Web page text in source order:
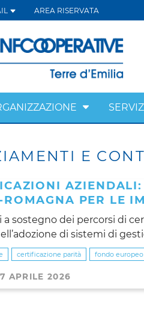
AREA RISERVATA
E
PER LE
sostegno dei percorsi di
di sistemi di
certificazione parità fondo
APRILE 2026